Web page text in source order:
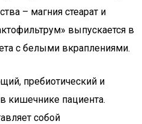
– магния стеарат и
выпускается в
с белыми вкраплениями.
пребиотический и
кишечнике пациента.
собой